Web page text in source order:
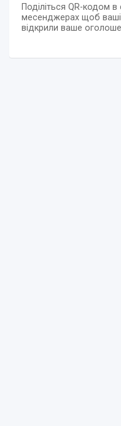
Поділіться QR-кодом
месенджерах щоб ваші
відкрили ваше